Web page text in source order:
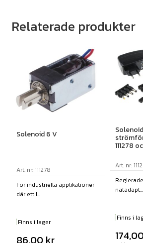
Relaterade produkter
Solenoid 6 V
Art. nr: 111278
För industriella applikationer
där ett l...
Finns i lager
Solenoid
111278
Art. nr:
nätadapt...
Finns i